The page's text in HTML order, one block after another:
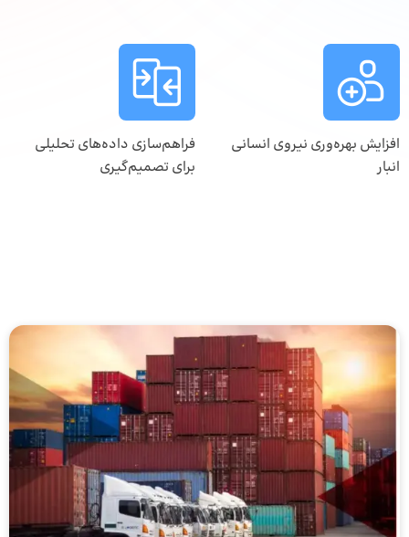
افزایش بهره‌وری نیروی انسانی
انبار
فراهم‌سازی داده‌های تحلیلی
برای تصمیم‌گیری